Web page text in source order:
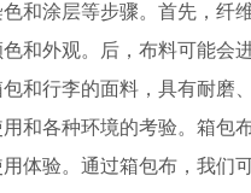
和涂层等步骤。首先，纤
色和外观。后，布料可能会
和行李的面料，具有耐磨
和各种环境的考验。箱包
体验。通过箱包布，我们